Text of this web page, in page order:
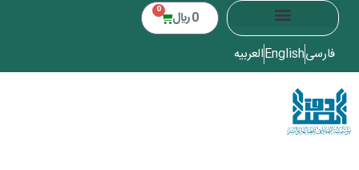
0 ﷼ 0
فارسیEnglishالعربیه